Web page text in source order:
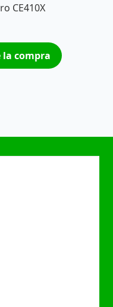
CE410X
compra